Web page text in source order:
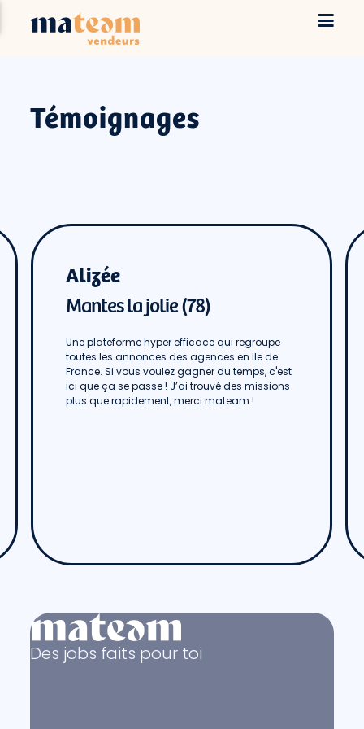
Témoignages
Alizée
Mantes la jolie (78)
Une plateforme hyper efficace qui regroupe
toutes les annonces des agences en Ile de
France. Si vous voulez gagner du temps, c'est
ici que ça se passe ! J’ai trouvé des missions
plus que rapidement, merci mateam !
Des jobs faits pour toi